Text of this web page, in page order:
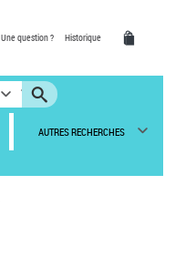
Une question ? Historique
AUTRES RECHERCHES